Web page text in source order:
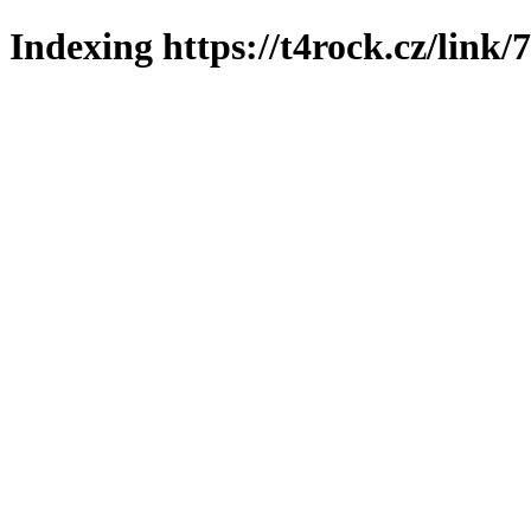
Indexing https://t4rock.cz/link/